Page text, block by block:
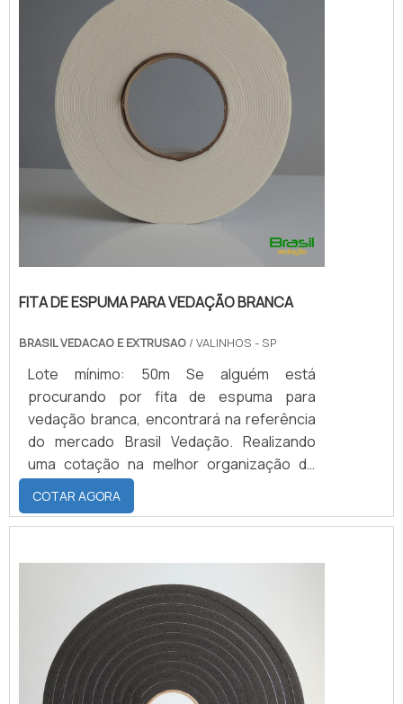
FITA DE ESPUMA PARA VEDAÇÃO BRANCA
BRASIL VEDACAO E EXTRUSAO / VALINHOS - SP
Lote mínimo: 50m Se alguém está
procurando por fita de espuma para
vedação branca, encontrará na referência
do mercado Brasil Vedação. Realizando
uma cotação na melhor organização do
ramo e descobrindo a maior referência de
qualidade da área de atuação.Quando a
busca é por fita de espuma para vedação
que não desbotam ou amarelam.MAIS
SOBRE FITA DE ESPUMA P...
COTAR AGORA